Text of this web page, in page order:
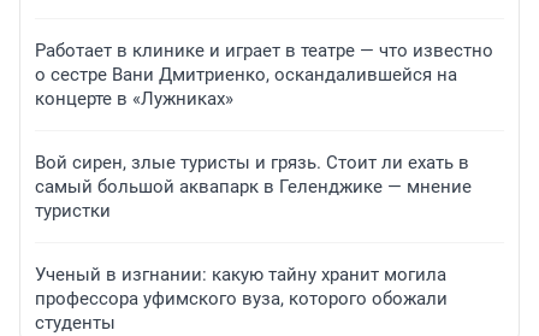
Работает в клинике и играет в театре — что известно
о сестре Вани Дмитриенко, оскандалившейся на
концерте в «Лужниках»
Вой сирен, злые туристы и грязь. Стоит ли ехать в
самый большой аквапарк в Геленджике — мнение
туристки
Ученый в изгнании: какую тайну хранит могила
профессора уфимского вуза, которого обожали
студенты